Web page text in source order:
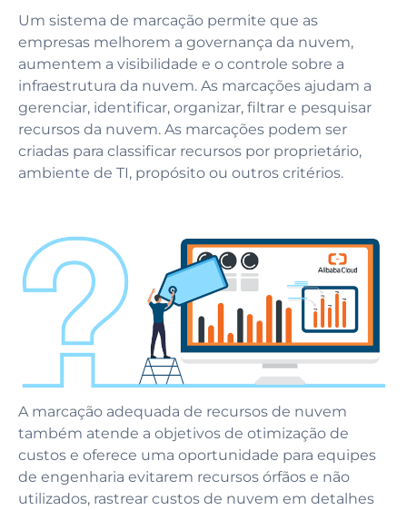
Um sistema de marcação permite que as
empresas melhorem a governança da nuvem,
aumentem a visibilidade e o controle sobre a
infraestrutura da nuvem. As marcações ajudam a
gerenciar, identificar, organizar, filtrar e pesquisar
recursos da nuvem. As marcações podem ser
criadas para classificar recursos por proprietário,
ambiente de TI, propósito ou outros critérios.
A marcação adequada de recursos de nuvem
também atende a objetivos de otimização de
custos e oferece uma oportunidade para equipes
de engenharia evitarem recursos órfãos e não
utilizados, rastrear custos de nuvem em detalhes